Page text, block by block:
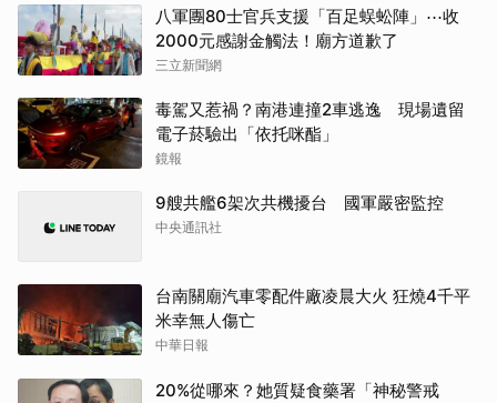
八軍團80士官兵支援「百足蜈蚣陣」⋯收
2000元感謝金觸法！廟方道歉了
三立新聞網
毒駕又惹禍？南港連撞2車逃逸 現場遺留
電子菸驗出「依托咪酯」
鏡報
9艘共艦6架次共機擾台 國軍嚴密監控
中央通訊社
台南關廟汽車零配件廠凌晨大火 狂燒4千平
米幸無人傷亡
中華日報
20%從哪來？她質疑食藥署「神秘警戒